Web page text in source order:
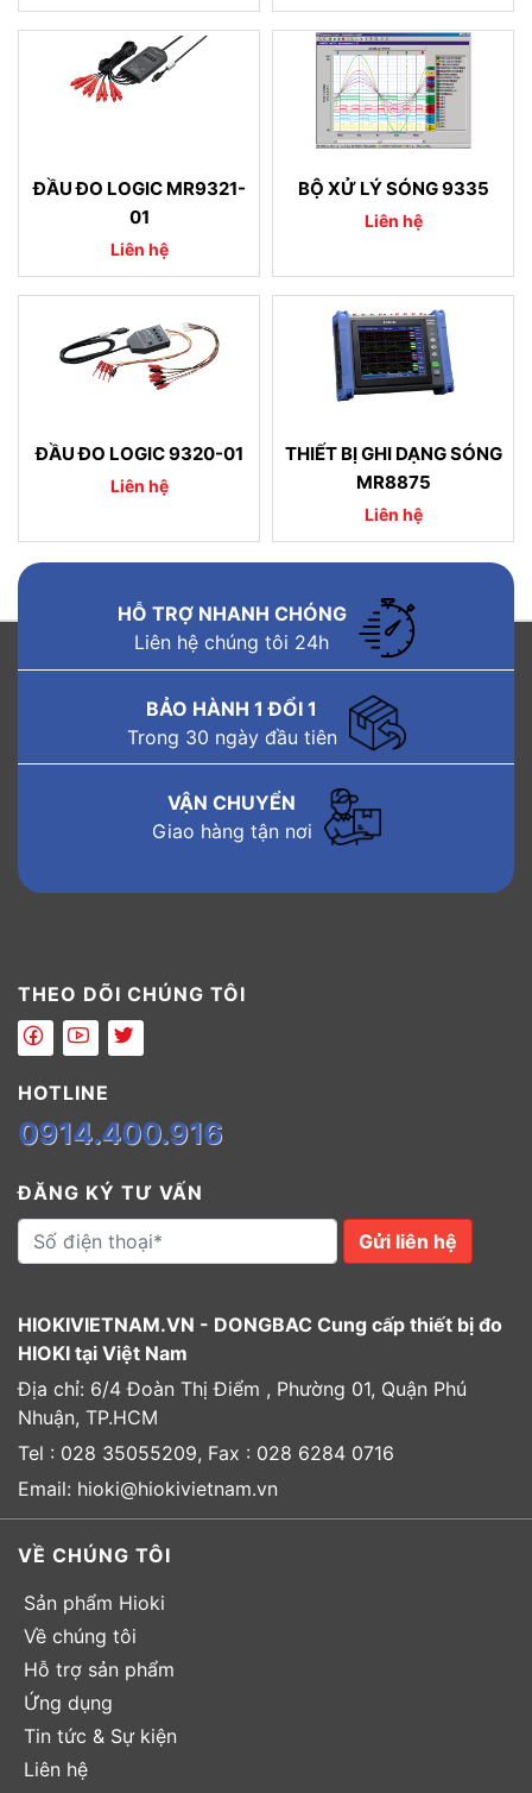
ĐẦU ĐO LOGIC MR9321-
01
Liên hệ
BỘ XỬ LÝ SÓNG 9335
Liên hệ
ĐẦU ĐO LOGIC 9320-01
Liên hệ
THIẾT BỊ GHI DẠNG SÓNG
MR8875
Liên hệ
HỖ TRỢ NHANH CHÓNG
Liên hệ chúng tôi 24h
BẢO HÀNH 1 ĐỔI 1
Trong 30 ngày đầu tiên
VẬN CHUYỂN
Giao hàng tận nơi
THEO DÕI CHÚNG TÔI
HOTLINE
0914.400.916
ĐĂNG KÝ TƯ VẤN
Gửi liên hệ
HIOKIVIETNAM.VN - DONGBAC Cung cấp thiết bị đo
HIOKI tại Việt Nam
Địa chỉ: 6/4 Đoàn Thị Điểm , Phường 01, Quận Phú
Nhuận, TP.HCM
Tel : 028 35055209, Fax : 028 6284 0716
Email: hioki@hiokivietnam.vn
VỀ CHÚNG TÔI
Sản phẩm Hioki
Về chúng tôi
Hỗ trợ sản phẩm
Ứng dụng
Tin tức & Sự kiện
Liên hệ